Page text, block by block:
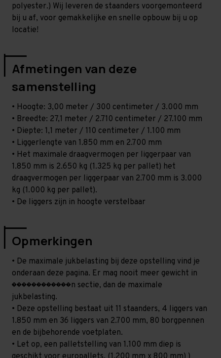
polyester.) Wij leveren de staanders voorgemonteerd
bij u af, voor gemakkelijke en snelle opbouw bij u op
locatie!
Afmetingen van deze
samenstelling
• Hoogte: 3,00 meter / 300 centimeter / 3.000 mm
• Breedte: 27,1 meter / 2.710 centimeter / 27.100 mm
• Diepte: 1,1 meter / 110 centimeter / 1.100 mm
• Liggerlengte van 1.850 mm en 2.700 mm
• Het maximale draagvermogen per liggerpaar van
1.850 mm is 2.650 kg (1.325 kg per pallet) het
draagvermogen per liggerpaar van 2.700 mm is 3.000
kg (1.000 kg per pallet).
• De liggers zijn in hoogte verstelbaar
Opmerkingen
• De maximale jukbelasting bij deze opstelling vind je
onderaan deze pagina. Er mag nooit meer gewicht in
������������n sectie, dan de maximale
jukbelasting.
• Deze opstelling bestaat uit 11 staanders, 4 liggers van
1.850 mm en 36 liggers van 2.700 mm, 80 borgpennen
en de bijbehorende voetplaten.
• Let op, een palletstelling van 1.100 mm diep is